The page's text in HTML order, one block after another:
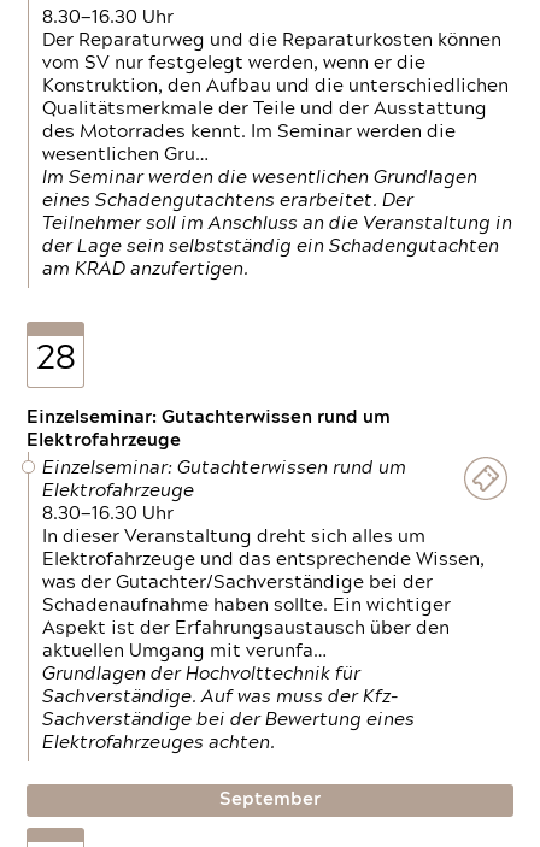
8.30—16.30 Uhr
Der Reparaturweg und die Reparaturkosten können
vom SV nur festgelegt werden, wenn er die
Konstruktion, den Aufbau und die unterschiedlichen
Qualitätsmerkmale der Teile und der Ausstattung
des Motorrades kennt. Im Seminar werden die
wesentlichen Gru…
Im Seminar werden die wesentlichen Grundlagen
eines Schadengutachtens erarbeitet. Der
Teilnehmer soll im Anschluss an die Veranstaltung in
der Lage sein selbstständig ein Schadengutachten
am KRAD anzufertigen.
28
Einzelseminar: Gutachterwissen rund um
Elektrofahrzeuge
Einzelseminar: Gutachterwissen rund um
Elektrofahrzeuge
8.30—16.30 Uhr
In dieser Veranstaltung dreht sich alles um
Elektrofahrzeuge und das entsprechende Wissen,
was der Gutachter/Sachverständige bei der
Schadenaufnahme haben sollte. Ein wichtiger
Aspekt ist der Erfahrungsaustausch über den
aktuellen Umgang mit verunfa…
Grundlagen der Hochvolttechnik für
Sachverständige. Auf was muss der Kfz-
Sachverständige bei der Bewertung eines
Elektrofahrzeuges achten.
September